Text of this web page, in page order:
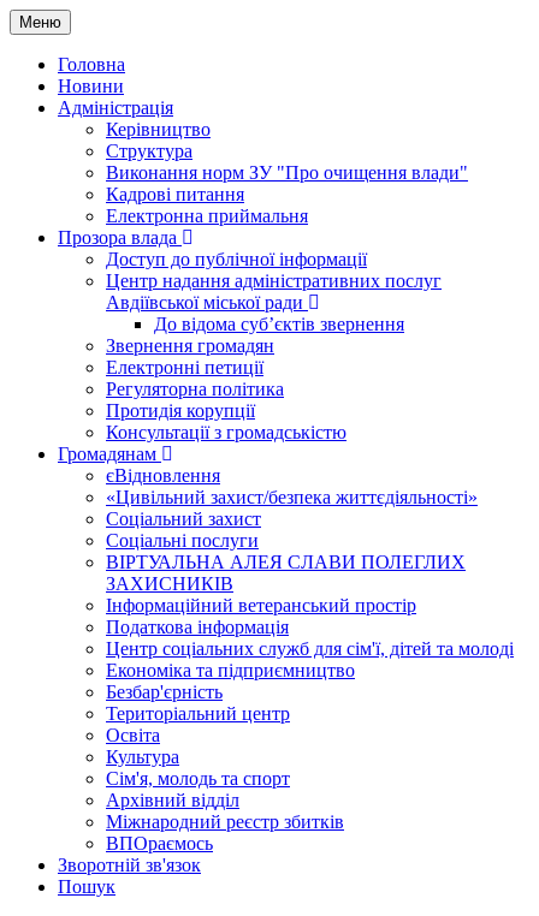
Меню
Головна
Новини
Адміністрація
Керівництво
Структура
Виконання норм ЗУ "Про очищення влади"
Кадрові питання
Електронна приймальня
Прозора влада
Доступ до публічної інформації
Центр надання адміністративних послуг
Авдіївської міської ради
До відома суб’єктів звернення
Звернення громадян
Електронні петиції
Регуляторна політика
Протидія корупції
Консультації з громадськістю
Громадянам
єВідновлення
«Цивільний захист/безпека життєдіяльності»
Соціальний захист
Соціальні послуги
ВІРТУАЛЬНА АЛЕЯ СЛАВИ ПОЛЕГЛИХ
ЗАХИСНИКІВ
Інформаційний ветеранський простір
Податкова інформація
Центр соціальних служб для сім'ї, дітей та молоді
Економіка та підприємництво
Безбар'єрність
Територіальний центр
Освіта
Культура
Сім'я, молодь та спорт
Архівний відділ
Міжнародний реєстр збитків
ВПОраємось
Зворотній зв'язок
Пошук